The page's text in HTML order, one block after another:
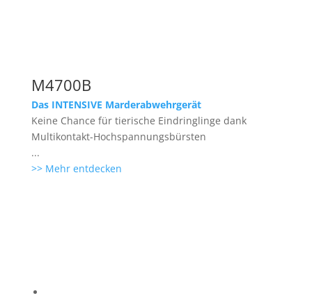
M4700B
Das INTENSIVE Marderabwehrgerät
Keine Chance für tierische Eindringlinge dank
Multikontakt-Hochspannungsbürsten
...
>> Mehr entdecken